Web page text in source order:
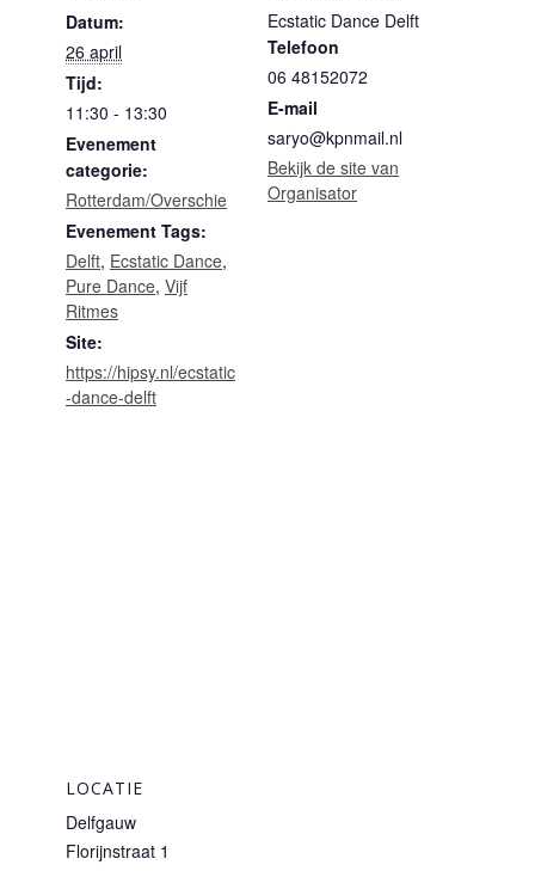
Datum:
26 april
Tijd:
11:30 - 13:30
Evenement
categorie:
Rotterdam/Overschie
Evenement Tags:
Delft, Ecstatic Dance,
Pure Dance, Vijf
Ritmes
Site:
https://hipsy.nl/ecstatic
-dance-delft
Ecstatic Dance Delft
Telefoon
06 48152072
E-mail
saryo@kpnmail.nl
Bekijk de site van
Organisator
LOCATIE
Delfgauw
Florijnstraat 1